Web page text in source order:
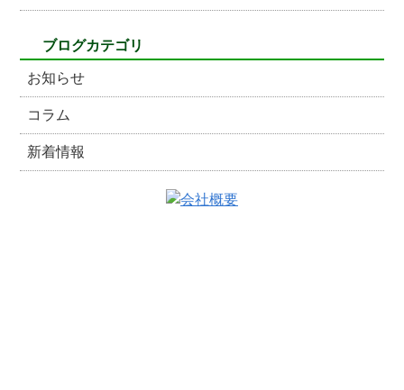
ブログカテゴリ
お知らせ
コラム
新着情報